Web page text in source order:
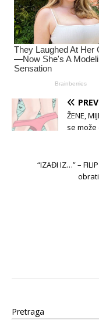
ŽENE,
se može
“IZAĐI IZ…” –
Pretraga